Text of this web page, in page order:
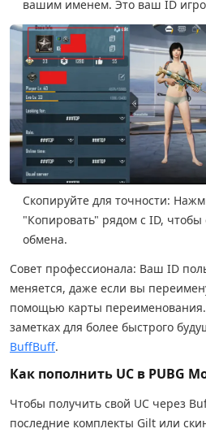
вашим именем. Это ваш ID
Скопируйте для точности:
"Копировать" рядом с ID, чтобы
обмена.
Совет профессионала: Ваш ID
меняется, даже если вы
помощью карты переименования.
заметках для более быстрого
BuffBuff.
Как пополнить UC в PUBG
Чтобы получить свой UC через
последние комплекты Gilt или